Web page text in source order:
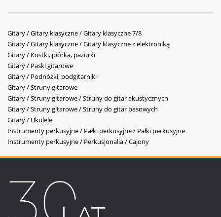
Gitary / Gitary klasyczne / Gitary klasyczne 7/8
Gitary / Gitary klasyczne / Gitary klasyczne z elektroniką
Gitary / Kostki, piórka, pazurki
Gitary / Paski gitarowe
Gitary / Podnóżki, podgitarniki
Gitary / Struny gitarowe
Gitary / Struny gitarowe / Struny do gitar akustycznych
Gitary / Struny gitarowe / Struny do gitar basowych
Gitary / Ukulele
Instrumenty perkusyjne / Pałki perkusyjne / Pałki perkusyjne
Instrumenty perkusyjne / Perkusjonalia / Cajony